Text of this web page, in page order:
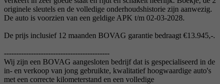
originele sleutels en de volledige onderhoudshistorie zijn aanwezig.
De auto is voorzien van een geldige APK t/m 02-03-2028.
De prijs inclusief 12 maanden BOVAG garantie bedraagt €13.945,-.
-------------------------------------------
Wij zijn een BOVAG aangesloten bedrijf dat is gespecialiseerd in de
in- en verkoop van jong gebruikte, kwalitatief hoogwaardige auto's
met een correcte kilometerstand en een volledige